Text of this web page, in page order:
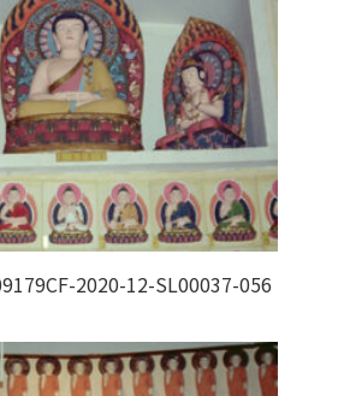
2020-12-SL00037-056